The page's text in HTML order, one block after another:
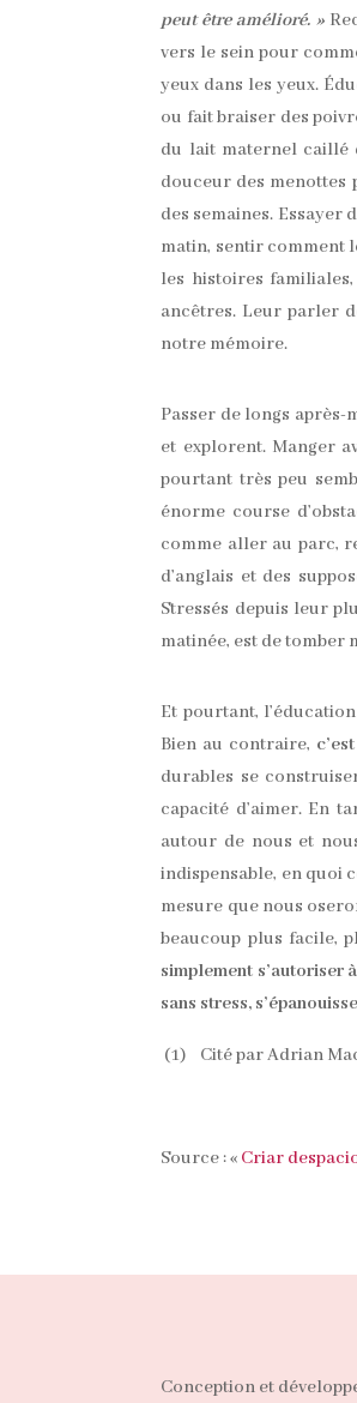
peut être amélioré. »
vers le sein pour
yeux dans les yeux.
ou fait braiser des
du lait maternel caillé
douceur des menottes
des semaines.
matin, sentir comment
les histoires
ancêtres. Leur parler
notre mémoire.
Passer de longs
et explorent. Manger
pourtant très peu
énorme course
comme aller au parc,
d’anglais et des
Stressés depuis leur
matinée, est de tomber
Et pourtant,
Bien au contraire,
durables se
capacité d’aimer. En
autour de nous et
indispensable, en quoi
mesure que nous
beaucoup plus facile,
simplement s’autoriser
sans stress,
(1) Cité par Adrian
Source : « Criar
Conception et